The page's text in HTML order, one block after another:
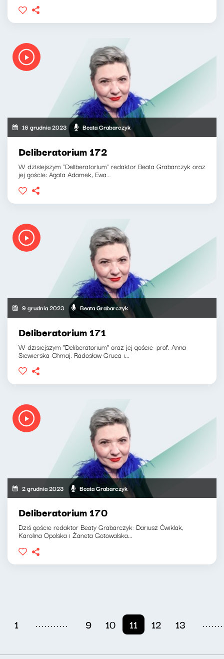
16 grudnia 2023 Beata Grabarczyk
Deliberatorium 172
W dzisiejszym "Deliberatorium" redaktor Beata Grabarczyk oraz
jej goście: Agata Adamek, Ewa...
9 grudnia 2023 Beata Grabarczyk
Deliberatorium 171
W dzisiejszym "Deliberatorium" oraz jej goście: prof. Anna
Siewierska-Chmaj, Radosław Gruca i...
2 grudnia 2023 Beata Grabarczyk
Deliberatorium 170
Dziś goście redaktor Beaty Grabarczyk: Dariusz Ćwiklak,
Karolina Opolska i Żaneta Gotowalska...
1 ........... 9 10 11 12 13